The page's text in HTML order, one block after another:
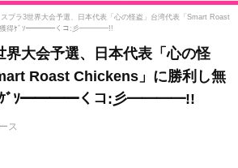
行
スプラ3世界大会予選、日本代表「心の怪盗」台湾代表「Smart Roast
権獲得ｹﾞｿ━━━━くコ:彡━━━━!!
界大会予選、日本代表「心の怪
Roast Chickens」に勝利し無
ｹﾞｿ━━━━くコ:彡━━━━!!
ス